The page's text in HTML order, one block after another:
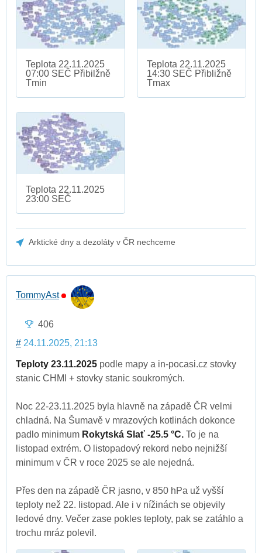
Teplota 22.11.2025
07:00 SEČ Přibilžně
Tmin
Teplota 22.11.2025
14:30 SEČ Přibližně
Tmax
Teplota 22.11.2025
23:00 SEČ
Arktické dny a dezoláty v ČR nechceme
TommyAst
406
# 24.11.2025, 21:13
Teploty 23.11.2025 podle mapy a in-pocasi.cz stovky
stanic CHMI + stovky stanic soukromých.
Noc 22-23.11.2025 byla hlavně na západě ČR velmi
chladná. Na Šumavě v mrazových kotlinách dokonce
padlo minimum Rokytská Slať -25.5 °C. To je na
listopad extrém. O listopadový rekord nebo nejnižší
minimum v ČR v roce 2025 se ale nejedná.
Přes den na západě ČR jasno, v 850 hPa už vyšší
teploty než 22. listopad. Ale i v nížinách se objevily
ledové dny. Večer zase pokles teploty, pak se zatáhlo a
trochu mráz polevil.